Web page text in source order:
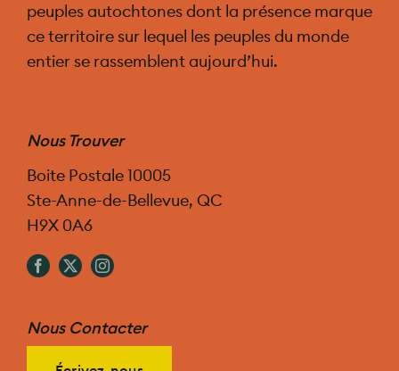
peuples autochtones dont la présence marque
ce territoire sur lequel les peuples du monde
entier se rassemblent aujourd’hui.
Nous Trouver
Boite Postale 10005
Ste-Anne-de-Bellevue, QC
H9X 0A6
Nous Contacter